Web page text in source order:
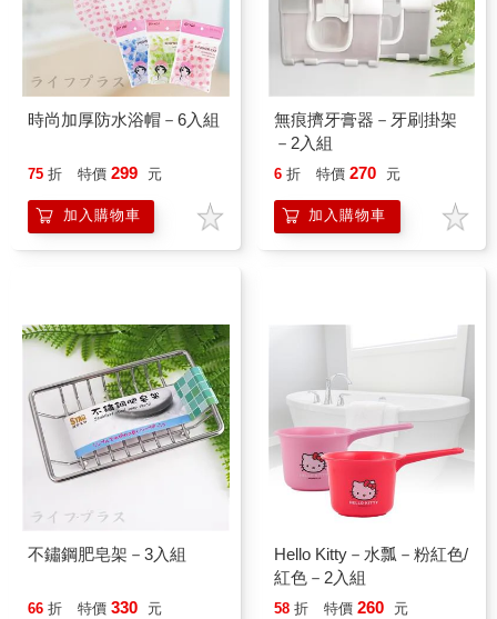
時尚加厚防水浴帽－6入組
75 折 特價 299 元
加入購物車
無痕擠牙膏器－牙刷掛架
－2入組
6 折 特價 270 元
加入購物車
不鏽鋼肥皂架－3入組
66 折 特價 330 元
Hello Kitty－水瓢－粉紅色/
紅色－2入組
58 折 特價 260 元